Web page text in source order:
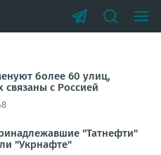
более 60 улиц,
связаны с Россией
"Татнефти"
"Укрнафте"